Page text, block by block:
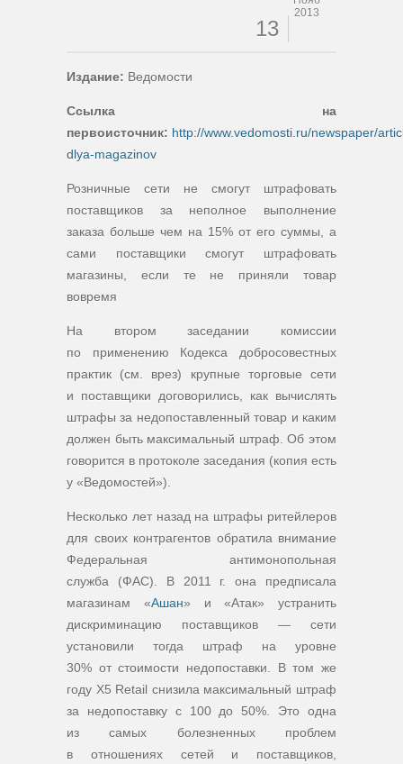
13
2013
Издание: Ведомости
Ссылка на
первоисточник: http://www.vedomosti.ru/newspaper/
dlya-magazinov
Розничные сети не смогут штрафовать
поставщиков за неполное выполнение
заказа больше чем на 15% от его суммы, а
сами поставщики смогут штрафовать
магазины, если те не приняли товар
вовремя
На втором заседании комиссии
по применению Кодекса добросовестных
практик (см. врез) крупные торговые сети
и поставщики договорились, как вычислять
штрафы за недопоставленный товар и каким
должен быть максимальный штраф. Об этом
говорится в протоколе заседания (копия есть
у «Ведомостей»).
Несколько лет назад на штрафы ритейлеров
для своих контрагентов обратила внимание
Федеральная антимонопольная
служба (ФАС). В 2011 г. она предписала
магазинам «Ашан» и «Атак» устранить
дискриминацию поставщиков — сети
установили тогда штраф на уровне
30% от стоимости недопоставки. В том же
году Х5 Retail снизила максимальный штраф
за недопоставку с 100 до 50%. Это одна
из самых болезненных проблем
в отношениях сетей и поставщиков,